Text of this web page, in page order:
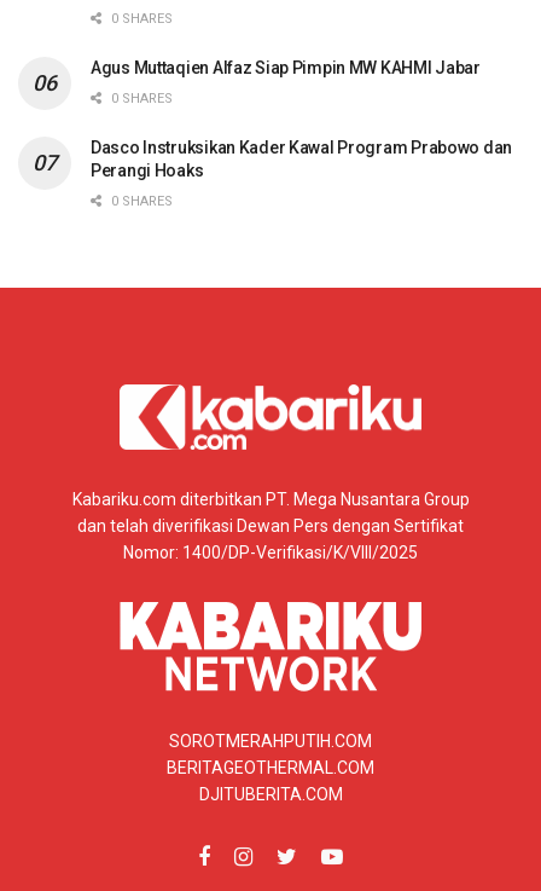
0 SHARES
Agus Muttaqien Alfaz Siap Pimpin MW KAHMI Jabar
0 SHARES
Dasco Instruksikan Kader Kawal Program Prabowo dan
Perangi Hoaks
0 SHARES
Kabariku.com diterbitkan PT. Mega Nusantara Group
dan telah diverifikasi Dewan Pers dengan Sertifikat
Nomor: 1400/DP-Verifikasi/K/VIII/2025
SOROTMERAHPUTIH.COM
BERITAGEOTHERMAL.COM
DJITUBERITA.COM